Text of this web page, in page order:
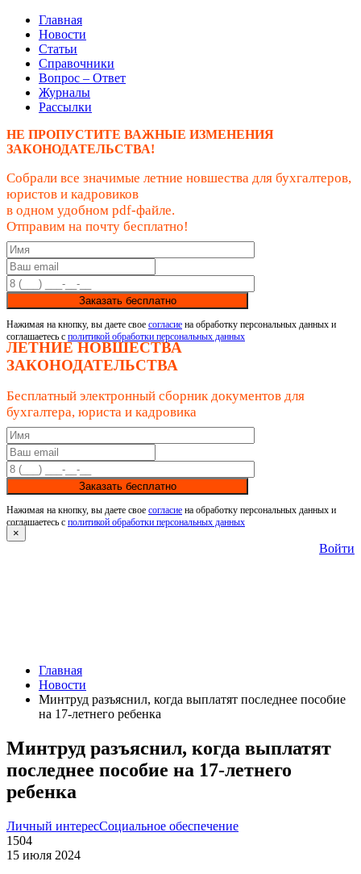
Главная
Новости
Статьи
Справочники
Вопрос – Ответ
Журналы
Рассылки
НЕ ПРОПУСТИТЕ ВАЖНЫЕ ИЗМЕНЕНИЯ
ЗАКОНОДАТЕЛЬСТВА!
Собрали все значимые летние новшества для бухгалтеров,
юристов и кадровиков
в одном удобном pdf-файле.
Отправим на почту бесплатно!
Заказать бесплатно
Нажимая на кнопку, вы даете свое согласие на обработку персональных данных и
соглашаетесь с политикой обработки персональных данных
ЛЕТНИЕ НОВШЕСТВА
ЗАКОНОДАТЕЛЬСТВА
Бесплатный электронный сборник документов для
бухгалтера, юриста и кадровика
Заказать бесплатно
Нажимая на кнопку, вы даете свое согласие на обработку персональных данных и
соглашаетесь с политикой обработки персональных данных
×
Войти
Главная
Новости
Минтруд разъяснил, когда выплатят последнее пособие
на 17-летнего ребенка
Минтруд разъяснил, когда выплатят
последнее пособие на 17-летнего
ребенка
Личный интересСоциальное обеспечение
1504
15 июля 2024